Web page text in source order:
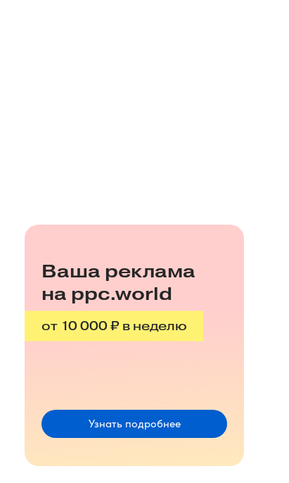
Ваша реклама
на ppc.world
от 10 000 ₽ в неделю
Узнать подробнее